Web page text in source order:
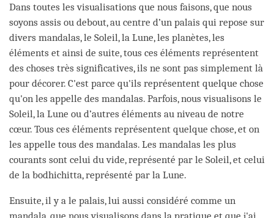
Dans toutes les visualisations que nous faisons, que nous
soyons assis ou debout, au centre d’un palais qui repose sur
divers mandalas, le Soleil, la Lune, les planètes, les
éléments et ainsi de suite, tous ces éléments représentent
des choses très significatives, ils ne sont pas simplement là
pour décorer. C'est parce qu'ils représentent quelque chose
qu'on les appelle des mandalas. Parfois, nous visualisons le
Soleil, la Lune ou d’autres éléments au niveau de notre
cœur. Tous ces éléments représentent quelque chose, et on
les appelle tous des mandalas. Les mandalas les plus
courants sont celui du vide, représenté par le Soleil, et celui
de la bodhichitta, représenté par la Lune.
Ensuite, il y a le palais, lui aussi considéré comme un